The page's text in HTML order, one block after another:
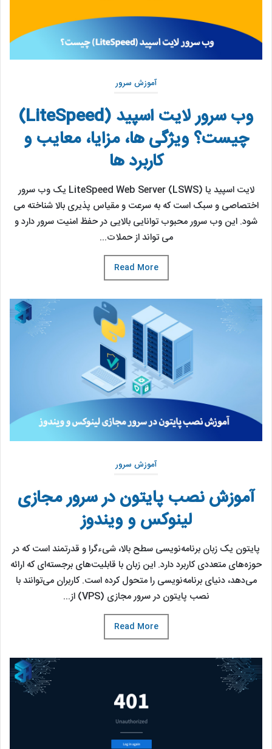
آموزش سرور
وب سرور لایت اسپید (LiteSpeed)
چیست؟ ویژگی ها، مزایا، معایب و
کاربرد ها
لایت اسپید یا LiteSpeed Web Server (LSWS) یک وب سرور
اختصاصی و سبک است که به سرعت و مقیاس پذیری بالا شناخته می
شود. این وب سرور محبوب توانایی بالایی در حفظ امنیت سرور دارد و
می تواند از حملات...
Read More
آموزش سرور
آموزش نصب پایتون در سرور مجازی
لینوکس و ویندوز
پایتون یک زبان برنامه‌نویسی سطح بالا، شیءگرا و قدرتمند است که در
حوزه‌های متعددی کاربرد دارد. این زبان با قابلیت‌های برجسته‌ای که ارائه
می‌دهد، دنیای برنامه‌نویسی را متحول کرده است. کاربران می‌توانند با
نصب پایتون در سرور مجازی (VPS) از...
Read More